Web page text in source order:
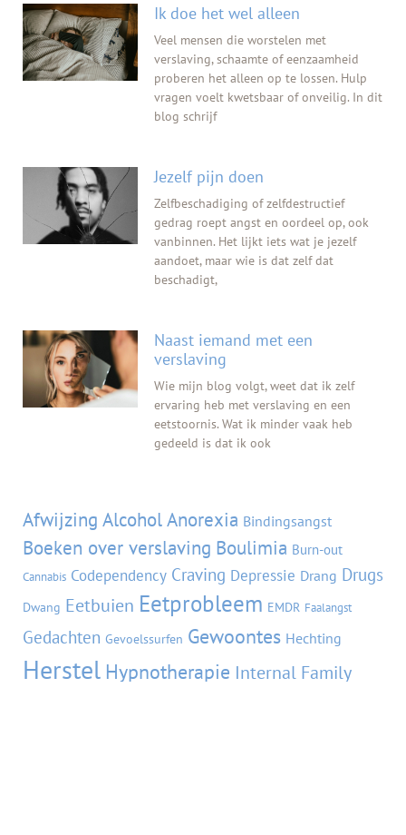
Ik doe het wel alleen
Veel mensen die worstelen met
verslaving, schaamte of eenzaamheid
proberen het alleen op te lossen. Hulp
vragen voelt kwetsbaar of onveilig. In dit
blog schrijf
Jezelf pijn doen
Zelfbeschadiging of zelfdestructief
gedrag roept angst en oordeel op, ook
vanbinnen. Het lijkt iets wat je jezelf
aandoet, maar wie is dat zelf dat
beschadigt,
Naast iemand met een
verslaving
Wie mijn blog volgt, weet dat ik zelf
ervaring heb met verslaving en een
eetstoornis. Wat ik minder vaak heb
gedeeld is dat ik ook
Afwijzing AlcoholAnorexia Bindingsangst
Boeken over verslaving Boulimia Burn-out
Cannabis Codependency Craving Depressie Drang Drugs
Dwang Eetbuien Eetprobleem EMDR Faalangst
Gedachten Gevoelssurfen Gewoontes Hechting
Herstel Hypnotherapie Internal Family